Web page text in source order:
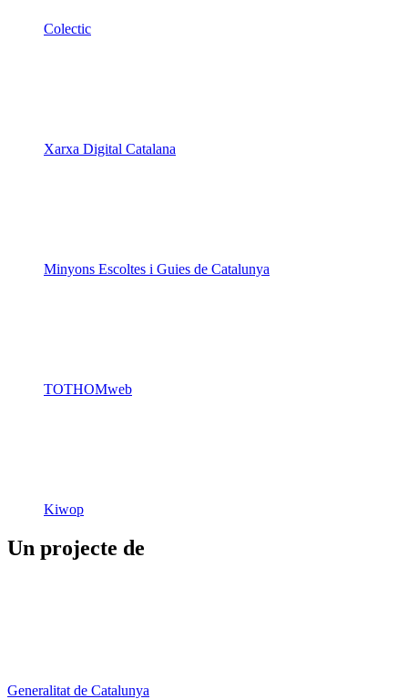
Colectic
Xarxa Digital Catalana
Minyons Escoltes i Guies de Catalunya
TOTHOMweb
Kiwop
Un projecte de
Generalitat de Catalunya